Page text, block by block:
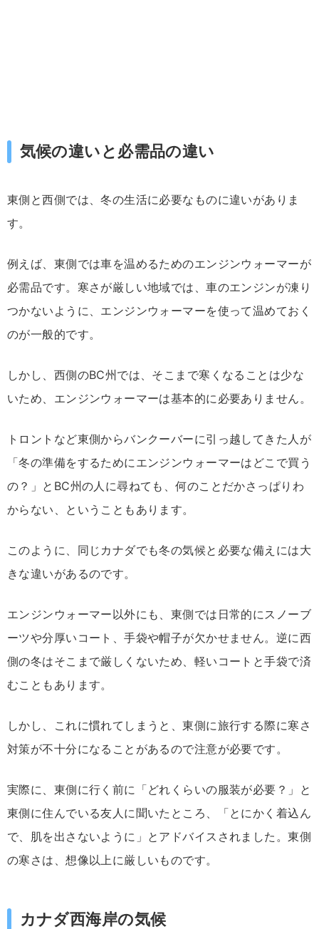
気候の違いと必需品の違い
東側と西側では、冬の生活に必要なものに違いがありま
す。
例えば、東側では車を温めるためのエンジンウォーマーが
必需品です。寒さが厳しい地域では、車のエンジンが凍り
つかないように、エンジンウォーマーを使って温めておく
のが一般的です。
しかし、西側のBC州では、そこまで寒くなることは少な
いため、エンジンウォーマーは基本的に必要ありません。
トロントなど東側からバンクーバーに引っ越してきた人が
「冬の準備をするためにエンジンウォーマーはどこで買う
の？」とBC州の人に尋ねても、何のことだかさっぱりわ
からない、ということもあります。
このように、同じカナダでも冬の気候と必要な備えには大
きな違いがあるのです。
エンジンウォーマー以外にも、東側では日常的にスノーブ
ーツや分厚いコート、手袋や帽子が欠かせません。逆に西
側の冬はそこまで厳しくないため、軽いコートと手袋で済
むこともあります。
しかし、これに慣れてしまうと、東側に旅行する際に寒さ
対策が不十分になることがあるので注意が必要です。
実際に、東側に行く前に「どれくらいの服装が必要？」と
東側に住んでいる友人に聞いたところ、「とにかく着込ん
で、肌を出さないように」とアドバイスされました。東側
の寒さは、想像以上に厳しいものです。
カナダ西海岸の気候